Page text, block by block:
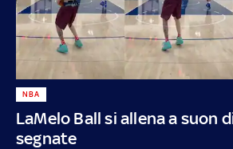
LaMelo Ball si allena a suon
segnate
NBA